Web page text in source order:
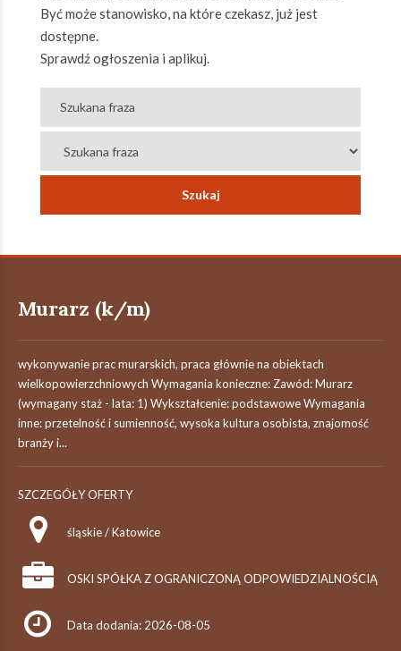
Być może stanowisko, na które czekasz, już jest
dostępne.
Sprawdź ogłoszenia i aplikuj.
Murarz (k/m)
wykonywanie prac murarskich, praca głównie na obiektach
wielkopowierzchniowych Wymagania konieczne: Zawód: Murarz
(wymagany staż - lata: 1) Wykształcenie: podstawowe Wymagania
inne: przetelność i sumienność, wysoka kultura osobista, znajomość
branży i...
SZCZEGÓŁY OFERTY
śląskie / Katowice
OSKI SPÓŁKA Z OGRANICZONĄ ODPOWIEDZIALNOŚCIĄ
Data dodania: 2026-08-05